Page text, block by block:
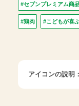
#セブンプレミアム商
#鶏肉 #こどもが喜
アイコンの説明：